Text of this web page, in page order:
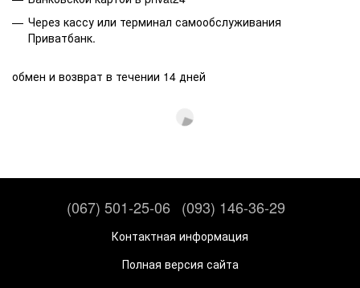
Через кассу или терминал самообслуживания
Приватбанк.
обмен и возврат в течении 14 дней
(067) 501-25-06 (093) 146-36-29
Контактная информация
Полная версия сайта